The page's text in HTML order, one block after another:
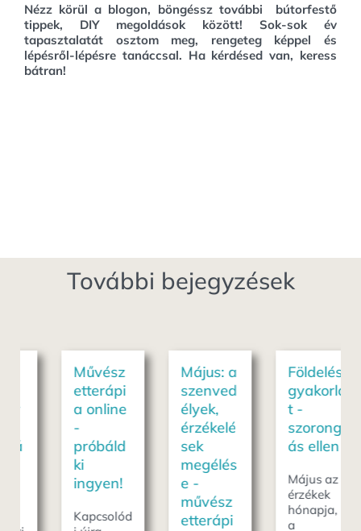
Nézz körül a blogon, böngéssz további bútorfestő
tippek, DIY megoldások között! Sok-sok év
tapasztalatát osztom meg, rengeteg képpel és
lépésről-lépésre tanáccsal. Ha kérdésed van, keress
bátran!
További bejegyzések
Művész
etterápi
a online
próbáld
ingyen!
Kapcsolód
Május: a
szenved
élyek,
érzékelé
megélés
művész
etterápi
Földelés
gyakorla
szorong
ás ellen
Május az
érzékek
hónapja,